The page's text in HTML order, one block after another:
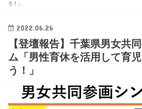
う！」
2022.06.26
【登壇報告】千葉県男女共
ム「男性育休を活用して育
う！」